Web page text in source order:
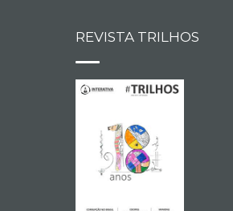
REVISTA TRILHOS